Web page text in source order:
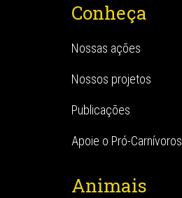
Conheça
Nossas ações
Nossos projetos
Publicações
Apoie o Pró-Carnívoros
Animais